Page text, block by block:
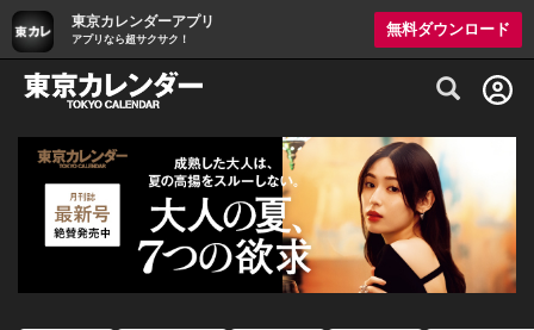
東京カレンダーアプリ
アプリなら超サクサク！
無料ダウンロード
グルメ情報・プレミアムレストラン予約